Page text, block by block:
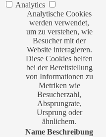
Analytics
Analytische Cookies
werden verwendet,
um zu verstehen, wie
Besucher mit der
Website interagieren.
Diese Cookies helfen
bei der Bereitstellung
von Informationen zu
Metriken wie
Besucherzahl,
Absprungrate,
Ursprung oder
ähnlichem.
Name Beschreibung